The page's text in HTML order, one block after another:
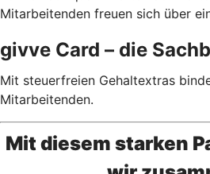
Mitarbeitenden freuen sich über
givve Card – die
Mit steuerfreien Gehaltextras
Mitarbeitenden.
Mit diesem starken